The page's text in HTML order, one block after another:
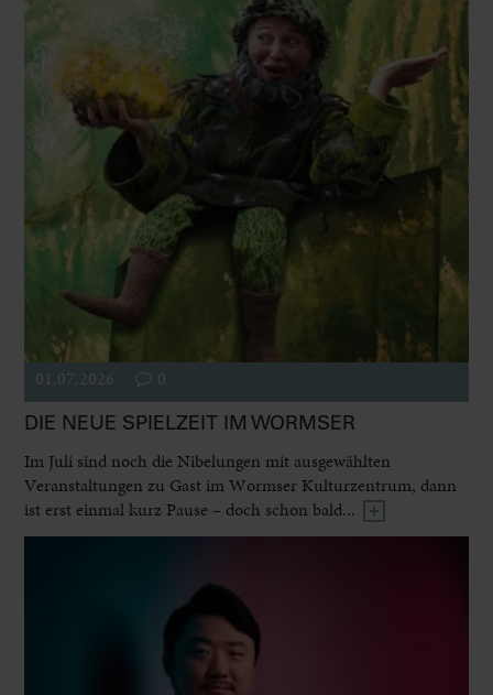
01.07.2026 0
DIE NEUE SPIELZEIT IM WORMSER
Im Juli sind noch die Nibelungen mit ausgewählten
Veranstaltungen zu Gast im Wormser Kulturzentrum, dann
ist erst einmal kurz Pause – doch schon bald...